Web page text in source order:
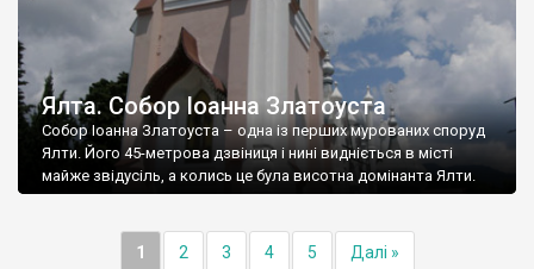
Ялта. Собор Іоанна Златоуста
Собор Іоанна Златоуста – одна із перших мурованих споруд
Ялти. Його 45-метрова дзвіниця і нині видніється в місті
майже звідусіль, а колись це була висотна домінанта Ялти.
1 2 3 4 5 Далі »